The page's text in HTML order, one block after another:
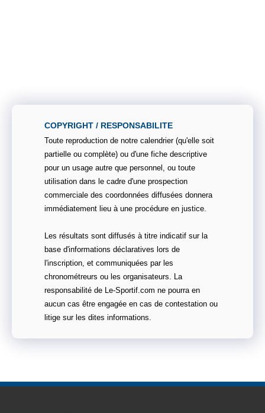
COPYRIGHT / RESPONSABILITE
Toute reproduction de notre calendrier (qu'elle soit
partielle ou complète) ou d'une fiche descriptive
pour un usage autre que personnel, ou toute
utilisation dans le cadre d'une prospection
commerciale des coordonnées diffusées donnera
immédiatement lieu à une procédure en justice.
Les résultats sont diffusés à titre indicatif sur la
base d'informations déclaratives lors de
l'inscription, et communiquées par les
chronométreurs ou les organisateurs. La
responsabilité de Le-Sportif.com ne pourra en
aucun cas être engagée en cas de contestation ou
litige sur les dites informations.